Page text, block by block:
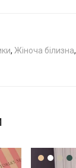
, Жіноча білизна,